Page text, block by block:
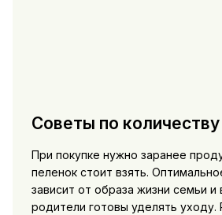
Советы по
При покупке нужно заранее
пеленок стоит взять.
зависит от образа жизни семьи
родители готовы уделять